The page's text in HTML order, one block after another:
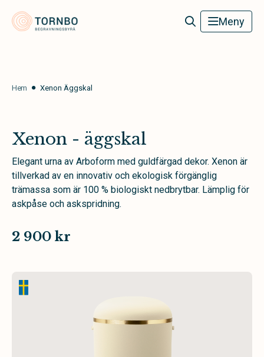
Tornbo Begravningsbyrå Meny
Hem Xenon Äggskal
Xenon - äggskal
Elegant urna av Arboform med guldfärgad dekor. Xenon är
tillverkad av en innovativ och ekologisk förgänglig
trämassa som är 100 % biologiskt nedbrytbar. Lämplig för
askpåse och askspridning.
2 900 kr